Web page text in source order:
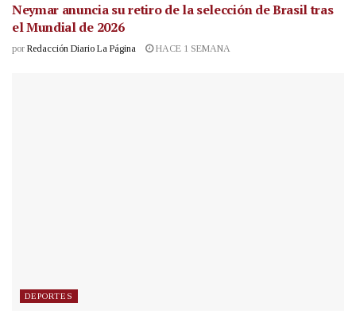
Neymar anuncia su retiro de la selección de Brasil tras
el Mundial de 2026
por Redacción Diario La Página HACE 1 SEMANA
DEPORTES